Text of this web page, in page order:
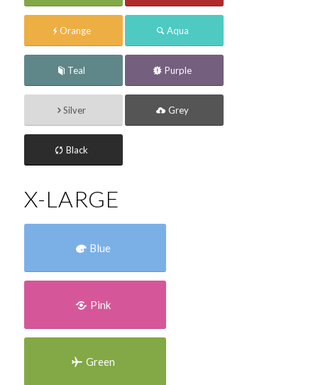
Orange Aqua
Teal Purple
Silver Grey
Black
X-LARGE
Blue
Pink
Green